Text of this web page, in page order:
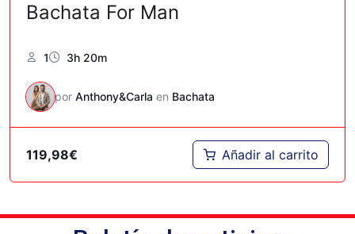
Bachata For Man
1 3h 20m
por Anthony&Carla en Bachata
119,98€ Añadir al carrito